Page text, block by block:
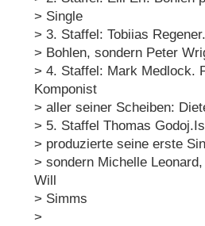
> Single
> 3. Staffel: Tobiias
> Bohlen, sondern Peter
> 4. Staffel: Mark Medlock.
Komponist
> aller seiner Scheiben:
> 5. Staffel Thomas
> produzierte seine erste
> sondern Michelle
Will
> Simms
>